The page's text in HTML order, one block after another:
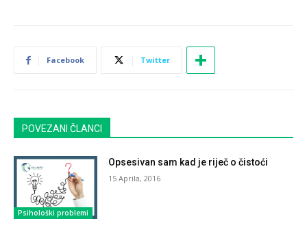
Facebook Twitter
POVEZANI ČLANCI
Psihološki problemi
Opsesivan sam kad je riječ o čistoći
15 Aprila, 2016